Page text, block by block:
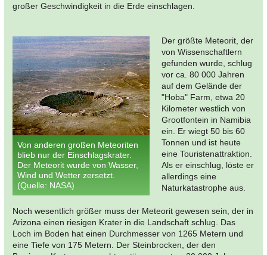
großer Geschwindigkeit in die Erde einschlagen.
Von anderen großen Meteoriten
blieb nur der Einschlagskrater.
Der Meteorit wurde von Wasser,
Wind und Wetter zersetzt.
(Quelle: NASA)
Der größte Meteorit, der
von Wissenschaftlern
gefunden wurde, schlug
vor ca. 80 000 Jahren
auf dem Gelände der
"Hoba" Farm, etwa 20
Kilometer westlich von
Grootfontein in Namibia
ein. Er wiegt 50 bis 60
Tonnen und ist heute
eine Touristenattraktion.
Als er einschlug, löste er
allerdings eine
Naturkatastrophe aus.
Noch wesentlich größer muss der Meteorit gewesen sein, der in
Arizona einen riesigen Krater in die Landschaft schlug. Das
Loch im Boden hat einen Durchmesser von 1265 Metern und
eine Tiefe von 175 Metern. Der Steinbrocken, der den